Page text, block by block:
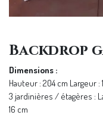
Backdrop
Dimensions :
Hauteur : 204 cm Largeur :
3 jardinières / étagères :
16 cm